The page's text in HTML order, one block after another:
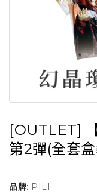
[OUTLET]
第2彈(全套
品牌: PILI